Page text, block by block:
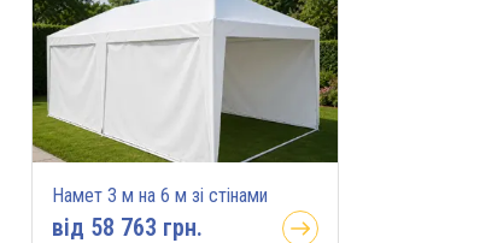
Намет 3 м на 6 м зі стінами
вiд 58 763 грн.